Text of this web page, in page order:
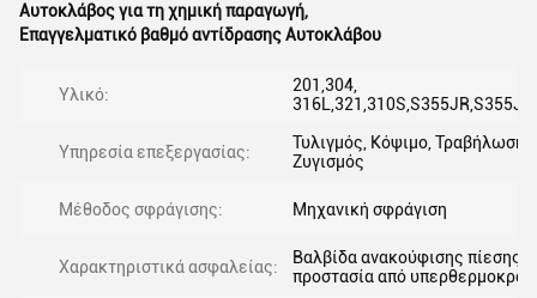
Αυτοκλάβος για τη χημική παραγωγή,
Επαγγελματικό βαθμό αντίδρασης Αυτοκλάβου
Υλικό:
201,304,
Υπηρεσία επεξεργασίας:
Τυλιγμός, Κόψιμο, Τραβήλωση,
Ζυγισμός
Μέθοδος σφράγισης: Μηχανική σφράγιση
Χαρακτηριστικά ασφαλείας:
Βαλβίδα ανακούφισης πίεσης,
προστασία από